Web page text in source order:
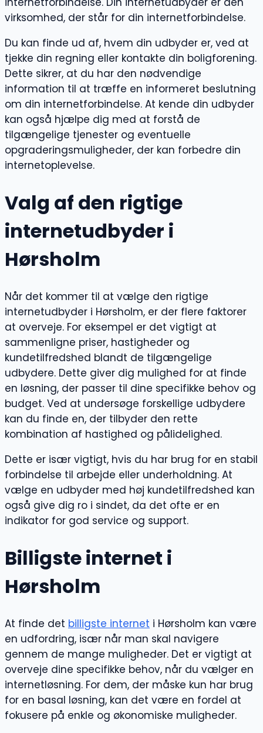
virksomhed, der står for din internetforbindelse.
Du kan finde ud af, hvem din udbyder er, ved at
tjekke din regning eller kontakte din boligforening.
Dette sikrer, at du har den nødvendige
information til at træffe en informeret beslutning
om din internetforbindelse. At kende din udbyder
kan også hjælpe dig med at forstå de
tilgængelige tjenester og eventuelle
opgraderingsmuligheder, der kan forbedre din
internetoplevelse.
Valg af den rigtige
internetudbyder i
Hørsholm
Når det kommer til at vælge den rigtige
internetudbyder i Hørsholm, er der flere faktorer
at overveje. For eksempel er det vigtigt at
sammenligne priser, hastigheder og
kundetilfredshed blandt de tilgængelige
udbydere. Dette giver dig mulighed for at finde
en løsning, der passer til dine specifikke behov og
budget. Ved at undersøge forskellige udbydere
kan du finde en, der tilbyder den rette
kombination af hastighed og pålidelighed.
Dette er især vigtigt, hvis du har brug for en stabil
forbindelse til arbejde eller underholdning. At
vælge en udbyder med høj kundetilfredshed kan
også give dig ro i sindet, da det ofte er en
indikator for god service og support.
Billigste internet i
Hørsholm
At finde det billigste internet i Hørsholm kan være
en udfordring, især når man skal navigere
gennem de mange muligheder. Det er vigtigt at
overveje dine specifikke behov, når du vælger en
internetløsning. For dem, der måske kun har brug
for en basal løsning, kan det være en fordel at
fokusere på enkle og økonomiske muligheder.